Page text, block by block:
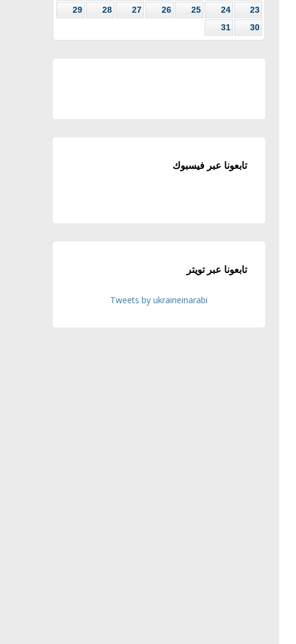
23
24
25
26
27
28
29
30
31
تابعونا عبر فيسبوك
تابعونا عبر تويتر
Tweets by ukraineinarabi